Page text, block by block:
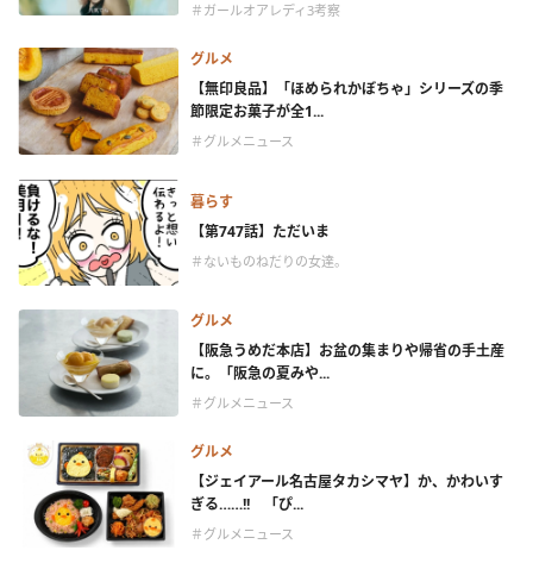
＃ガールオアレディ3考察
グルメ
【無印良品】「ほめられかぼちゃ」シリーズの季
節限定お菓子が全1...
＃グルメニュース
暮らす
【第747話】ただいま
＃ないものねだりの女達。
グルメ
【阪急うめだ本店】お盆の集まりや帰省の手土産
に。「阪急の夏みや...
＃グルメニュース
グルメ
【ジェイアール名古屋タカシマヤ】か、かわいす
ぎる……!! 「ぴ...
＃グルメニュース